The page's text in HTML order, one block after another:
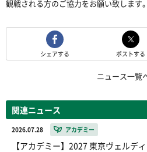
観戦される方のご協力をお願い致します。
シェアする ポストする
ニュース一覧
関連ニュース
2026.07.28 アカデミー
【アカデミー】2027 東京ヴェルデ